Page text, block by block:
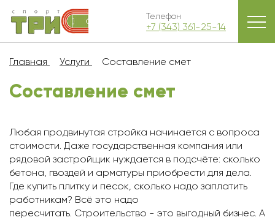
Телефон
+7 (343) 361-25-14
Главная Услуги Составление смет
Составление смет
Любая продвинутая стройка начинается с вопроса
стоимости. Даже государственная компания или
рядовой застройщик нуждается в подсчёте: сколько
бетона, гвоздей и арматуры приобрести для дела.
Где купить плитку и песок, сколько надо заплатить
работникам? Всё это надо
пересчитать. Строительство - это выгодный бизнес. А